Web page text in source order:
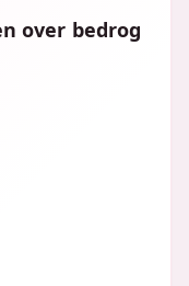
over bedrog